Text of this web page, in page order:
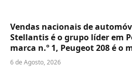
Vendas nacionais de
Stellantis é o grupo líder em
marca n.º 1, Peugeot 208 é o
6 de Agosto, 2026